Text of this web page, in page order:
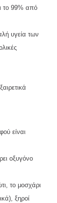
το 99% από
υγεία των
είναι
οξυγόνο
το μοσχάρι
ξηροί